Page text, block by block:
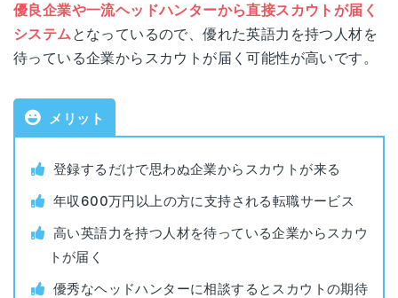
公式サイト https://www.bizreach.jp/
対象者 年収500万円以上
対象年代 年齢制限なし
優良企業や一流ヘッドハンターから直接スカウトが届く
システムとなっているので、優れた英語力を持つ人材を
待っている企業からスカウトが届く可能性が高いです。
メリット
登録するだけで思わぬ企業からスカウトが来る
年収600万円以上の方に支持される転職サービス
高い英語力を持つ人材を待っている企業からスカウ
トが届く
優秀なヘッドハンターに相談するとスカウトの期待